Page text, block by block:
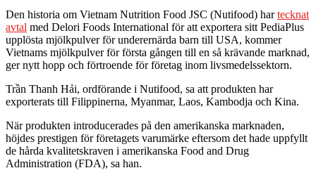
Den historia om Vietnam Nutrition Food JSC (Nutifood) hartecknat
avtal med Delori Foods International för att exportera sitt PediaPlus
upplösta mjölkpulver för underernärda barn till USA, kommer
Vietnams mjölkpulver för första gången till en så krävande marknad,
ger nytt hopp och förtroende för företag inom livsmedelssektorn.
Trần Thanh Hải, ordförande i Nutifood, sa att produkten har
exporterats till Filippinerna, Myanmar, Laos, Kambodja och Kina.
När produkten introducerades på den amerikanska marknaden,
höjdes prestigen för företagets varumärke eftersom det hade uppfyllt
de hårda kvalitetskraven i amerikanska Food and Drug
Administration (FDA), sa han.